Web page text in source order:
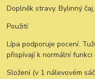
Doplněk stravy. Bylinný
Použití:
Lípa podporuje pocení.
přispívají k normální funkci
Složení (v 1 nálevovém